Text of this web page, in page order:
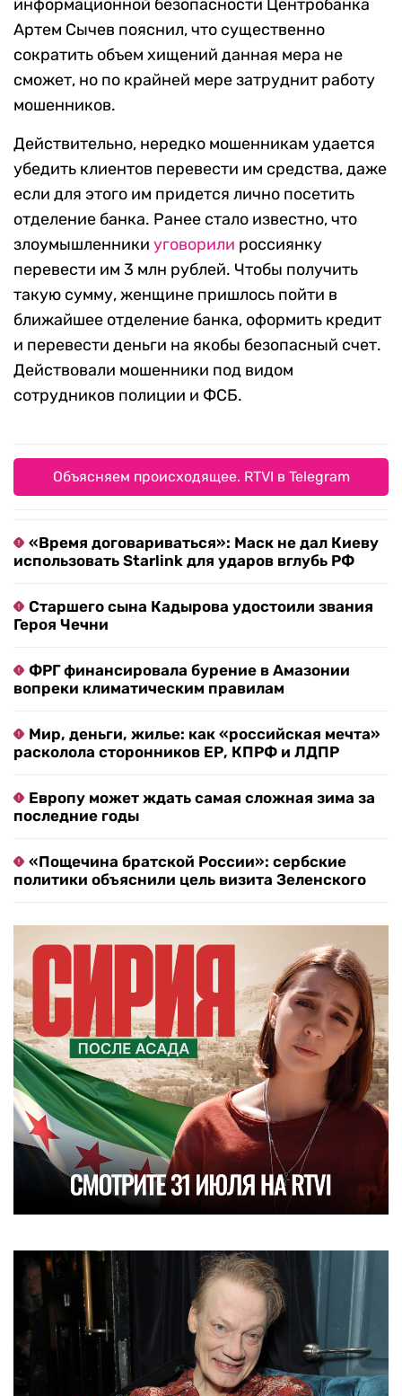
информационной безопасности Центробанка
Артем Сычев пояснил, что существенно
сократить объем хищений данная мера не
сможет, но по крайней мере затруднит работу
мошенников.
Действительно, нередко мошенникам удается
убедить клиентов перевести им средства, даже
если для этого им придется лично посетить
отделение банка. Ранее стало известно, что
злоумышленники уговорили россиянку
перевести им 3 млн рублей. Чтобы получить
такую сумму, женщине пришлось пойти в
ближайшее отделение банка, оформить кредит
и перевести деньги на якобы безопасный счет.
Действовали мошенники под видом
сотрудников полиции и ФСБ.
Объясняем происходящее. RTVI в Telegram
«Время договариваться»: Маск не дал Киеву
использовать Starlink для ударов вглубь РФ
Старшего сына Кадырова удостоили звания
Героя Чечни
ФРГ финансировала бурение в Амазонии
вопреки климатическим правилам
Мир, деньги, жилье: как «российская мечта»
расколола сторонников ЕР, КПРФ и ЛДПР
Европу может ждать самая сложная зима за
последние годы
«Пощечина братской России»: сербские
политики объяснили цель визита Зеленского